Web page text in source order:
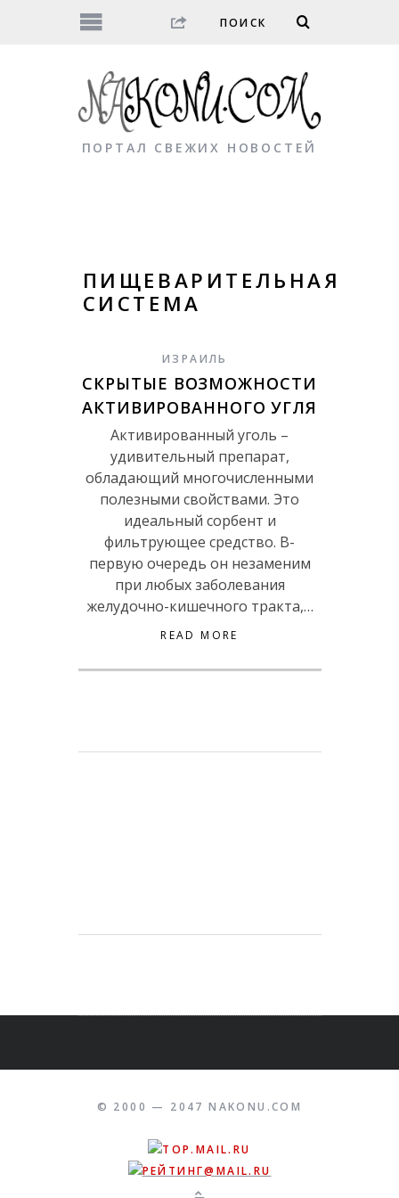
ПОРТАЛ СВЕЖИХ НОВОСТЕЙ
ПИЩЕВАРИТЕЛЬНАЯ
СИСТЕМА
ИЗРАИЛЬ
СКРЫТЫЕ ВОЗМОЖНОСТИ
АКТИВИРОВАННОГО УГЛЯ
Активированный уголь –
удивительный препарат,
обладающий многочисленными
полезными свойствами. Это
идеальный сорбент и
фильтрующее средство. В-
первую очередь он незаменим
при любых заболевания
желудочно-кишечного тракта,…
READ MORE
© 2000 — 2047 NAKONU.COM